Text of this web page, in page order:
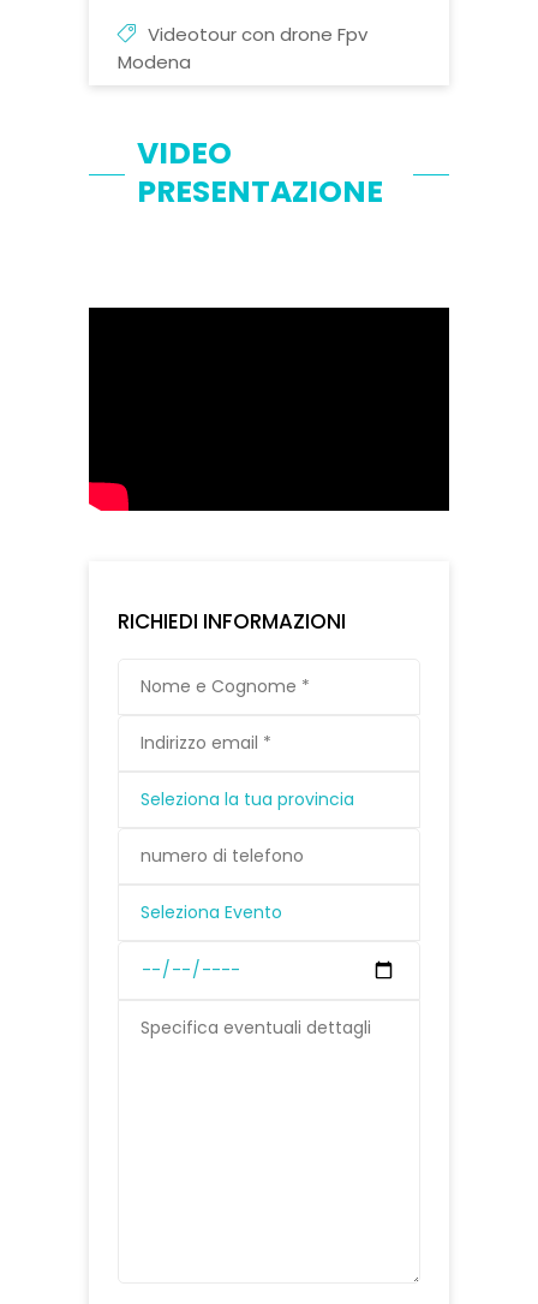
Videotour con drone Fpv
Modena
VIDEO
PRESENTAZIONE
RICHIEDI INFORMAZIONI